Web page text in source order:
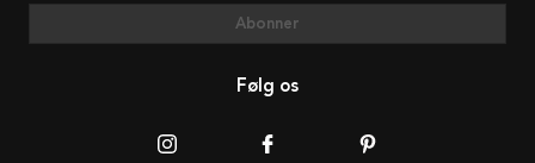
Abonner
Følg os